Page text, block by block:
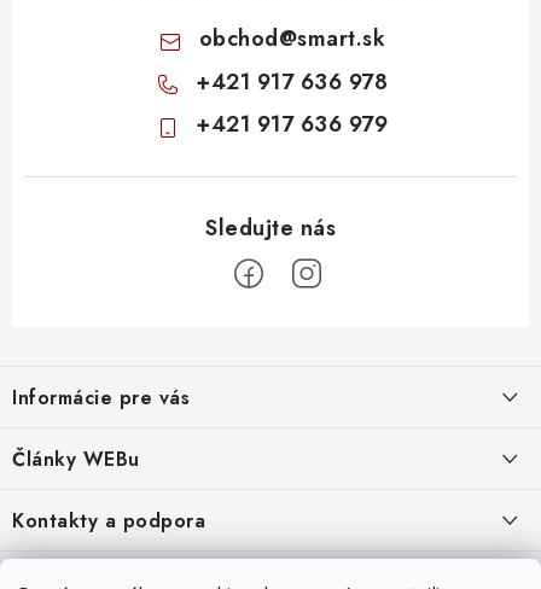
obchod@smart.sk
+421 917 636 978
+421 917 636 979
p
ä
e
Informácie pre vás
Obchodné podmienky
Moja objednávka
Odstúpenie od zmluvy
Články WEBu
Dôležité oznamy
16.6.2026
Kontakty a podpora
Servisné služby